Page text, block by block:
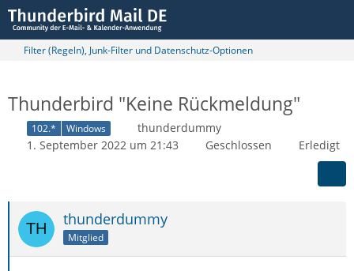
Filter (Regeln), Junk-Filter und Datenschutz-Optionen
Thunderbird "Keine Rückmeldung"
102.* Windows
thunderdummy
1. September 2022 um 21:43
Geschlossen Erledigt
thunderdummy
Mitglied